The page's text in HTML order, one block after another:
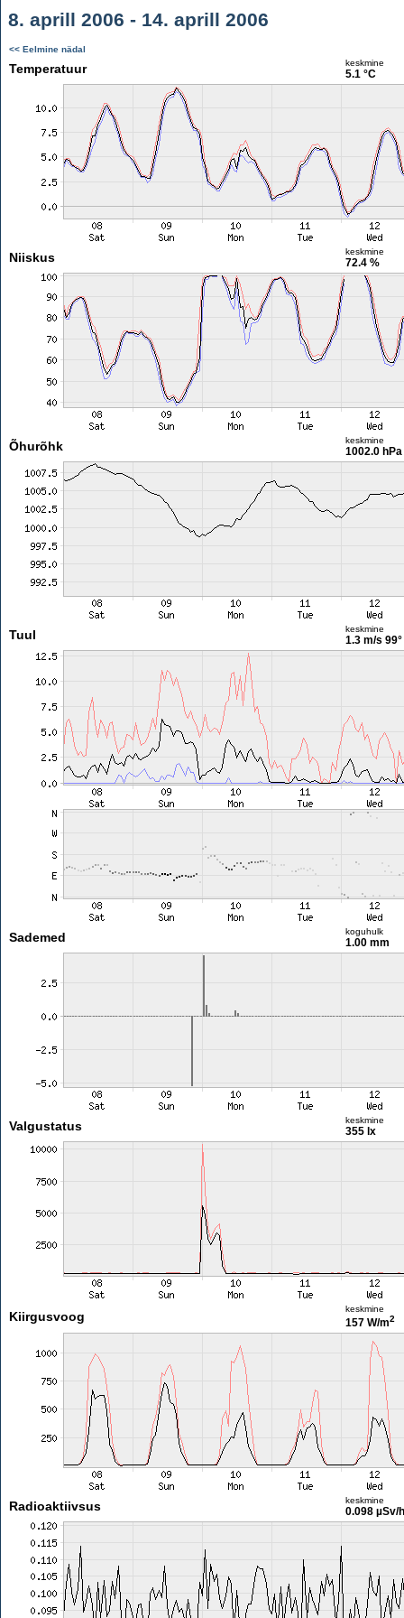
8. aprill 2006 - 14. aprill 2006
<< Eelmine nädal
Temperatuur keskmine
5.1 °C
Niiskus keskmine
72.4 %
Õhurõhk keskmine
1002.0 hPa
Tuul keskmine
1.3 m/s 99°
Sademed koguhulk
1.00 mm
Valgustatus keskmine
355 lx
Kiirgusvoog
keskmine
157 W/m2
Radioaktiivsus keskmine
0.098 µSv/h